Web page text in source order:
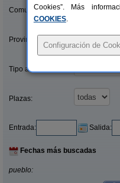
Comunidades:
Provincias/Islas:
Tipo alquiler:
Plazas:
Entrada: Salida:
Fechas más buscadas
pueblo:
Cookies”. Más
COOKIES.